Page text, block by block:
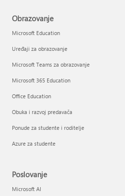
Obrazovanje
Microsoft Education
Uređaji za obrazovanje
Microsoft Teams za obrazovanje
Microsoft 365 Education
Office Education
Obuka i razvoj predavača
Ponude za studente i roditelje
Azure za studente
Poslovanje
Microsoft AI